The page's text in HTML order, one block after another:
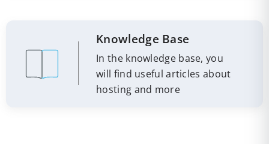
Knowledge Base
In the knowledge base, you
will find useful articles about
hosting and more